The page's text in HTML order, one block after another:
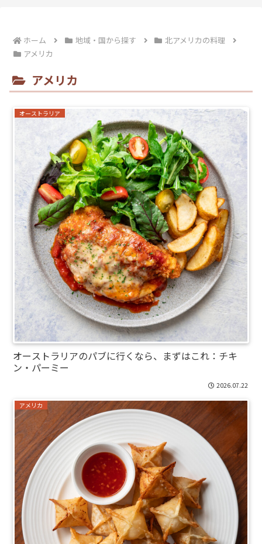
ホーム 地域・国から探す
北アメリカの料理
アメリカ
アメリカ
オーストラリア
オーストラリアのパブに行くなら、まずはこれ：チキ
ン・パーミー
2026.07.22
アメリカ